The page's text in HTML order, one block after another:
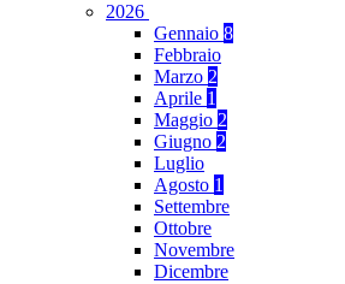
2026
Gennaio 8
Febbraio
Marzo 2
Aprile 1
Maggio 2
Giugno 2
Luglio
Agosto 1
Settembre
Ottobre
Novembre
Dicembre